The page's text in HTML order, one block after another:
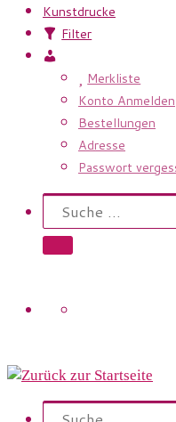
Kunstdrucke
Filter
KontoMerkliste
Konto Anmelden
Bestellungen
Adresse
Passwort
Search
Suche
Suche …
Search
Suche